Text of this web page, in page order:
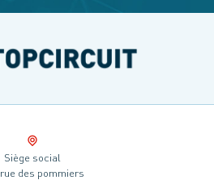
Siège social
des pommiers